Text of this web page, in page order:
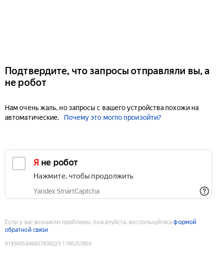
Подтвердите, что запросы отправляли вы, а
не робот
Нам очень жаль, но запросы с вашего устройства похожи на
автоматические.
Почему это могло произойти?
Я не робот
Нажмите, чтобы продолжить
Yandex SmartCaptcha
Если у вас возникли проблемы, пожалуйста, воспользуйтесьформой
обратной связи
9193005846857838223:1786253903